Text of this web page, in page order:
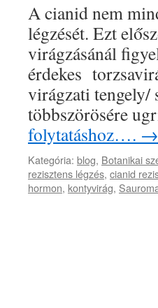
A cianid nem
légzését. Ezt
virágzásánál
érdekes
virágzati tengely/
többszörösére
folytatáshoz…. →
Kategória: blog, Botanikai
rezisztens légzés, cianid
hormon, kontyvirág,